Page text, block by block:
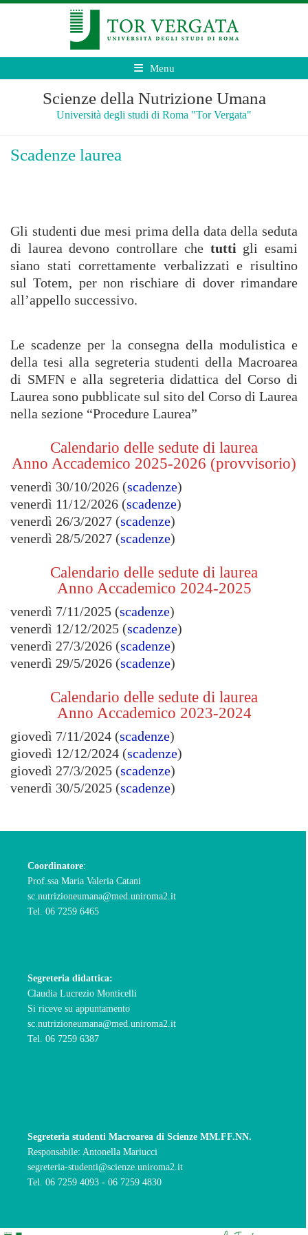
Menu
Scienze della Nutrizione Umana
Università degli studi di Roma "Tor Vergata"
Scadenze laurea
Gli studenti due mesi prima della data della seduta
di laurea devono controllare che tutti gli esami
siano stati correttamente verbalizzati e risultino
sul Totem, per non rischiare di dover rimandare
all’appello successivo.
Le scadenze per la consegna della modulistica e
della tesi alla segreteria studenti della Macroarea
di SMFN e alla segreteria didattica del Corso di
Laurea sono pubblicate sul sito del Corso di Laurea
nella sezione “Procedure Laurea”
Calendario delle sedute di laurea
Anno Accademico 2025-2026 (provvisorio)
venerdì 30/10/2026 (scadenze)
venerdì 11/12/2026 (scadenze)
venerdì 26/3/2027 (scadenze)
venerdì 28/5/2027 (scadenze)
Calendario delle sedute di laurea
Anno Accademico 2024-2025
venerdì 7/11/2025 (scadenze)
venerdì 12/12/2025 (scadenze)
venerdì 27/3/2026 (scadenze)
venerdì 29/5/2026 (scadenze)
Calendario delle sedute di laurea
Anno Accademico 2023-2024
giovedì 7/11/2024 (scadenze)
giovedì 12/12/2024 (scadenze)
giovedì 27/3/2025 (scadenze)
venerdì 30/5/2025 (scadenze)
Coordinatore:
Prof.ssa Maria Valeria Catani
sc.nutrizioneumana@med.uniroma2.it
Tel. 06 7259 6465
Segreteria didattica:
Claudia Lucrezio Monticelli
Si riceve su appuntamento
sc.nutrizioneumana@med.uniroma2.it
Tel. 06 7259 6387
Segreteria studenti Macroarea di Scienze MM.FF.NN.
Responsabile: Antonella Mariucci
segreteria-studenti@scienze.uniroma2.it
Tel. 06 7259 4093 - 06 7259 4830